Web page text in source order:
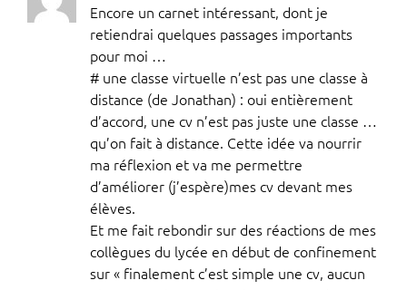
Encore un carnet intéressant, dont je
retiendrai quelques passages importants
pour moi …
# une classe virtuelle n’est pas une classe à
distance (de Jonathan) : oui entièrement
d’accord, une cv n’est pas juste une classe …
qu’on fait à distance. Cette idée va nourrir
ma réflexion et va me permettre
d’améliorer (j’espère)mes cv devant mes
élèves.
Et me fait rebondir sur des réactions de mes
collègues du lycée en début de confinement
sur « finalement c’est simple une cv, aucun